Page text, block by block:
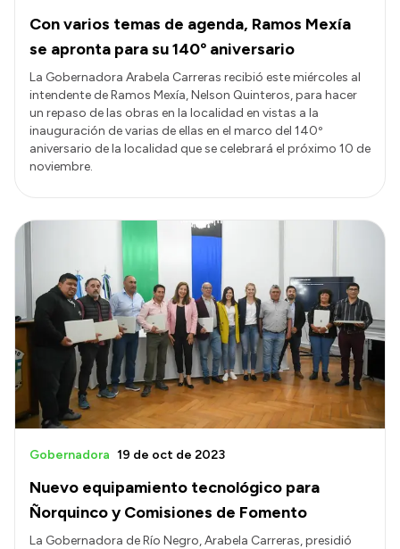
Con varios temas de agenda, Ramos Mexía
se apronta para su 140º aniversario
La Gobernadora Arabela Carreras recibió este miércoles al
intendente de Ramos Mexía, Nelson Quinteros, para hacer
un repaso de las obras en la localidad en vistas a la
inauguración de varias de ellas en el marco del 140º
aniversario de la localidad que se celebrará el próximo 10 de
noviembre.
Nuevo equipamiento tecnológico para
Ñorquinco y Comisiones de Fomento
Gobernadora 19 de oct de 2023
La Gobernadora de Río Negro, Arabela Carreras, presidió